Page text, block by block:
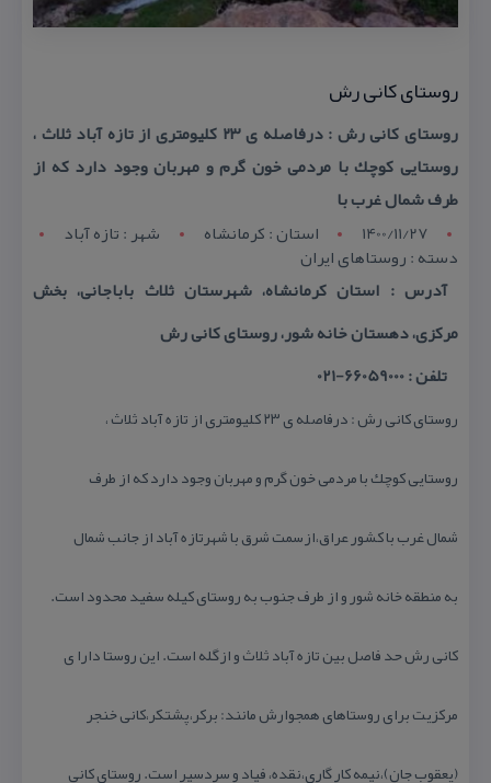
روستای كانی رش
روستای كانی رش : درفاصله ی ۲۳ كلیومتری از تازه آباد ثلاث ،
روستایی كوچك با مردمی خون گرم و مهربان وجود دارد كه از
طرف شمال غرب با
1400/11/27
استان : کرمانشاه شهر : تازه آباد
دسته : روستاهای ایران
آدرس : استان كرمانشاه، شهرستان ثلاث باباجانی، بخش
مركزی، دهستان خانه شور، روستای كانی رش
تلفن : 66059000-021
روستای كانی رش : درفاصله ی ۲۳ كلیومتری از تازه آباد ثلاث ،
روستایی كوچك با مردمی خون گرم و مهربان وجود دارد كه از طرف
شمال غرب با كشور عراق،ازسمت شرق با شهرتازه آباد از جانب شمال
به منطقه خانه شور و از طرف جنوب به روستای كیله سفید محدود است.
كانی رش حد فاصل بین تازه آباد ثلاث و ازگله است. این روستا دارا ی
مركزیت برای روستاهای همجوارش مانند: بركر،پشتكر،كانی خنجر
(یعقوب جان)،نیمه كار گاری،نقده، فیاد و سردسیر است. روستای كانی